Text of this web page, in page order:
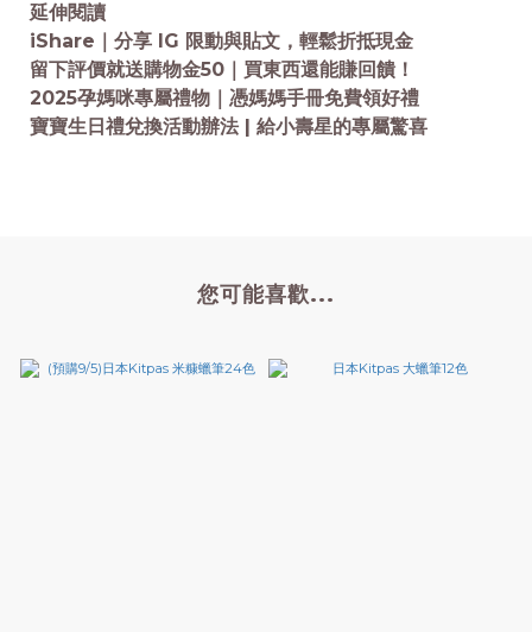
延伸閱讀
iShare｜分享 IG 限動與貼文，輕鬆折抵現金
留下評價就送購物金50｜買東西還能賺回饋！
2025孕媽咪專屬禮物｜憑媽媽手冊免費領好禮
寶寶生日禮兌換活動辦法 | 給小壽星的專屬驚喜
您可能喜歡...